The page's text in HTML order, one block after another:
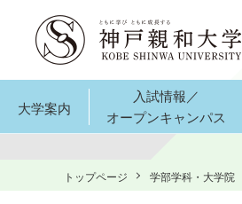
大学案内
入試情報／
オープンキャンパス
トップページ 学部学科・大学院